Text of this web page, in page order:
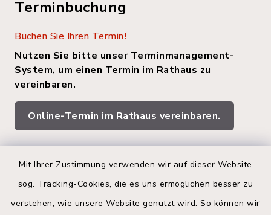
Mit Ihrer Zustimmung verwenden wir auf dieser Website
sog. Tracking-Cookies, die es uns ermöglichen besser zu
verstehen, wie unsere Website genutzt wird. So können wir
Terminbuchung
Buchen Sie Ihren Termin!
Nutzen Sie bitte unser Terminmanagement-
System, um einen Termin im Rathaus zu
vereinbaren.
Online-Termin im Rathaus vereinbaren.
Quicklinks